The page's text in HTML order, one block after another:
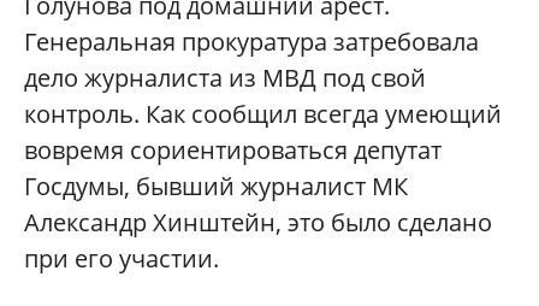
Генеральная прокуратура затребовала
дело журналиста из МВД под свой
контроль. Как сообщил всегда умеющий
вовремя сориентироваться депутат
Госдумы, бывший журналист МК
Александр Хинштейн, это было сделано
при его участии.